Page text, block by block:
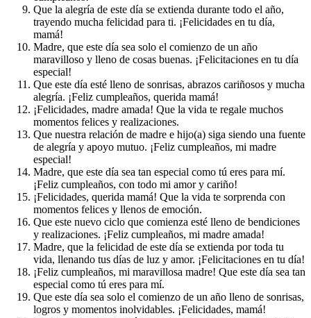
Que la alegría de este día se extienda durante todo el año,
trayendo mucha felicidad para ti. ¡Felicidades en tu día,
mamá!
Madre, que este día sea solo el comienzo de un año
maravilloso y lleno de cosas buenas. ¡Felicitaciones en tu día
especial!
Que este día esté lleno de sonrisas, abrazos cariñosos y mucha
alegría. ¡Feliz cumpleaños, querida mamá!
¡Felicidades, madre amada! Que la vida te regale muchos
momentos felices y realizaciones.
Que nuestra relación de madre e hijo(a) siga siendo una fuente
de alegría y apoyo mutuo. ¡Feliz cumpleaños, mi madre
especial!
Madre, que este día sea tan especial como tú eres para mí.
¡Feliz cumpleaños, con todo mi amor y cariño!
¡Felicidades, querida mamá! Que la vida te sorprenda con
momentos felices y llenos de emoción.
Que este nuevo ciclo que comienza esté lleno de bendiciones
y realizaciones. ¡Feliz cumpleaños, mi madre amada!
Madre, que la felicidad de este día se extienda por toda tu
vida, llenando tus días de luz y amor. ¡Felicitaciones en tu día!
¡Feliz cumpleaños, mi maravillosa madre! Que este día sea tan
especial como tú eres para mí.
Que este día sea solo el comienzo de un año lleno de sonrisas,
logros y momentos inolvidables. ¡Felicidades, mamá!